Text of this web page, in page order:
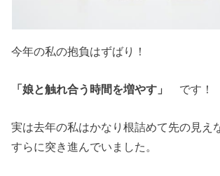
今年の私の抱負はずばり！
「娘と触れ合う時間を増やす」 です！
実は去年の私はかなり根詰めて先の見え
すらに突き進んでいました。